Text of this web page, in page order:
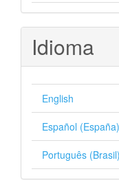
Idioma
English
Español (España)
Português (Brasil)